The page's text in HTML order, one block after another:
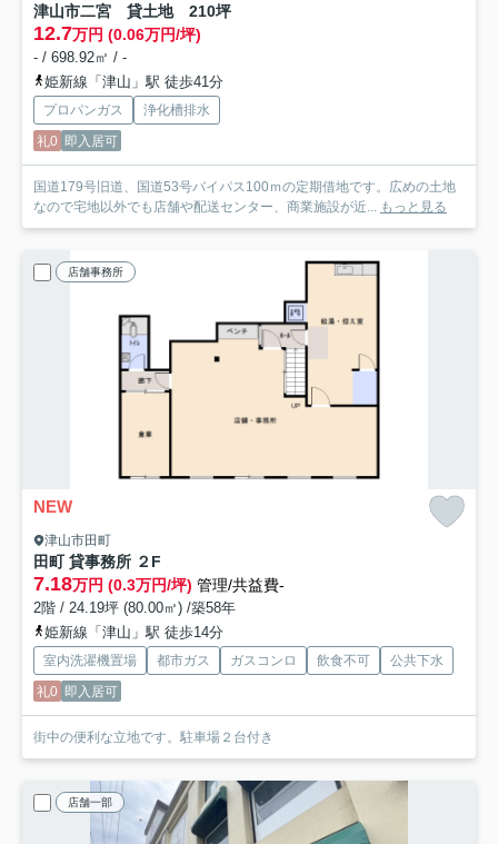
津山市二宮 貸土地 210坪
12.7万円 (0.06万円/坪)
- / 698.92㎡ / -
姫新線「津山」駅 徒歩41分
プロパンガス
浄化槽排水
礼0 即入居可
国道179号旧道、国道53号バイパス100ｍの定期借地です。広めの土地
なので宅地以外でも店舗や配送センター、商業施設が近... もっと見る
店舗事務所
NEW
津山市田町
田町 貸事務所 ２F
7.18万円 (0.3万円/坪) 管理/共益費-
2階 / 24.19坪 (80.00㎡) /築58年
姫新線「津山」駅 徒歩14分
室内洗濯機置場 都市ガス ガスコンロ 飲食不可
公共下水
礼0 即入居可
街中の便利な立地です。駐車場２台付き
店舗一部